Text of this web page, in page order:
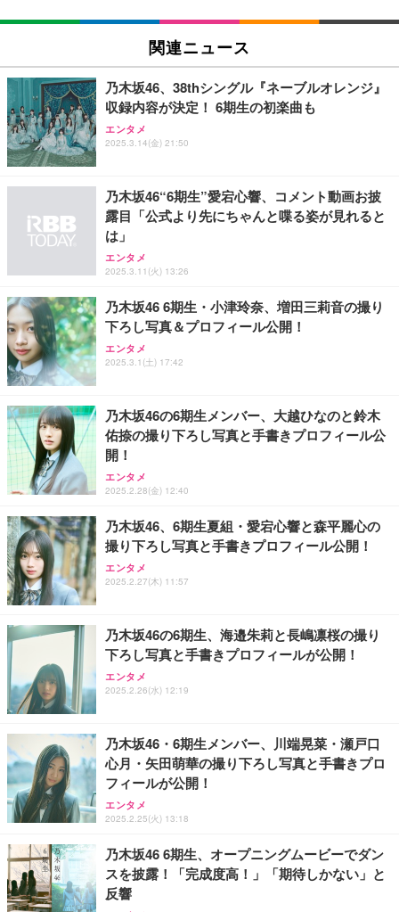
EIZO ビジネス向けプレミアムモニター | FlexScan
【純正品】27"ゲーミングモニター DualSense 充電
フック付き（CFI-ZDM1J）
【整備済み品】Dell E2724HS 27インチ 液晶モニタ
ー フルHD（1920×1080）VA 非光沢 HDMI/DisplayP
ort/VGA スピーカー内蔵 高さ調整 スイベル VESA対
応 ComfortView ビジネス向け
【MiniLED/24.5inch/280Hz/FHD】GRAPHT THE S
HOOTER Gaming Monitor 24” Essential ゲーミン
グモニター QD 24.5インチ 1ms FHD 量子ドット 残
EIZO ビジネス向けプレミアムモニター | FlexScan
【純正品】27"ゲーミングモニター DualSense 充電
フック付き（CFI-ZDM1J）
【整備済み品】Dell E2724HS 27インチ 液晶モニタ
ー フルHD（1920×1080）VA 非光沢 HDMI/DisplayP
ort/VGA スピーカー内蔵 高さ調整 スイベル VESA対
応 ComfortView ビジネス向け
【MiniLED/24.5inch/280Hz/FHD】GRAPHT THE S
HOOTER Gaming Monitor 24” Essential ゲーミン
グモニター QD 24.5インチ 1ms FHD 量子ドット 残
Alexa対応音声認識リモコン Pro | 対応する別売りの
Fire TV本体が必要です
Amazon 5W USB 充電器
￥1,980
Amazon純正 USBタイプCケーブル (ブラック)
￥1,180
関連ニュース
乃木坂46、38thシングル『ネーブルオレンジ』
収録内容が決定！ 6期生の初楽曲も
エンタメ
2025.3.14(金) 21:50
乃木坂46“6期生”愛宕心響、コメント動画お披
露目「公式より先にちゃんと喋る姿が見れると
は」
エンタメ
2025.3.11(火) 13:26
乃木坂46 6期生・小津玲奈、増田三莉音の撮り
下ろし写真＆プロフィール公開！
エンタメ
2025.3.1(土) 17:42
乃木坂46の6期生メンバー、大越ひなのと鈴木
佑捺の撮り下ろし写真と手書きプロフィール公
開！
エンタメ
2025.2.28(金) 12:40
乃木坂46、6期生夏組・愛宕心響と森平麗心の
撮り下ろし写真と手書きプロフィール公開！
エンタメ
2025.2.27(木) 11:57
乃木坂46の6期生、海邉朱莉と長嶋凛桜の撮り
下ろし写真と手書きプロフィールが公開！
エンタメ
2025.2.26(水) 12:19
乃木坂46・6期生メンバー、川端晃菜・瀬戸口
心月・矢田萌華の撮り下ろし写真と手書きプロ
フィールが公開！
エンタメ
2025.2.25(火) 13:18
乃木坂46 6期生、オープニングムービーでダン
スを披露！「完成度高！」「期待しかない」と
反響